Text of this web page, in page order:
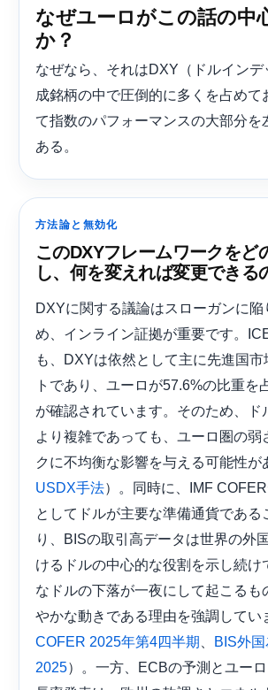
なぜユーロがこの話の中
か？
なぜなら、それはDXY（ドルインデ
成銘柄の中で圧倒的に多くを占めて
て指数のパフォーマンスの大部分を
ある。
方法論と無効化
このDXYフレームワークをど
し、何を変えれば変更できる
DXYに関する議論はスローガンに陥
め、インライン証拠が重要です。
も、DXYは依然として主に先進国市
トであり、ユーロが57.6%の比重を
が確認されています。そのため、ド
より複雑であっても、ユーロ圏の弱
クに不均衡な影響を与える可能性が
USDX手法）。同時に、IMF
としてドルが主要な準備通貨である
り、BISの取引高データは世界の外
けるドルの中心的な役割を示し続け
なドルの下落が一夜にして起こるも
やかな動きである理由を強調してい
COFER 2025年第4四半期
BIS外
2025）。一方、ECBの予測とユー